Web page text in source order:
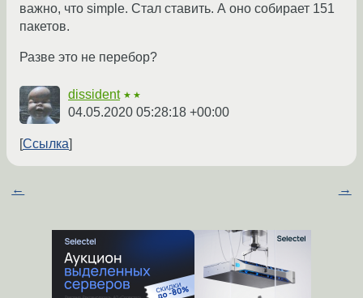
важно, что simple. Стал ставить. А оно собирает 151
пакетов.
Разве это не перебор?
dissident ★★
04.05.2020 05:28:18 +00:00
Ссылка
← →